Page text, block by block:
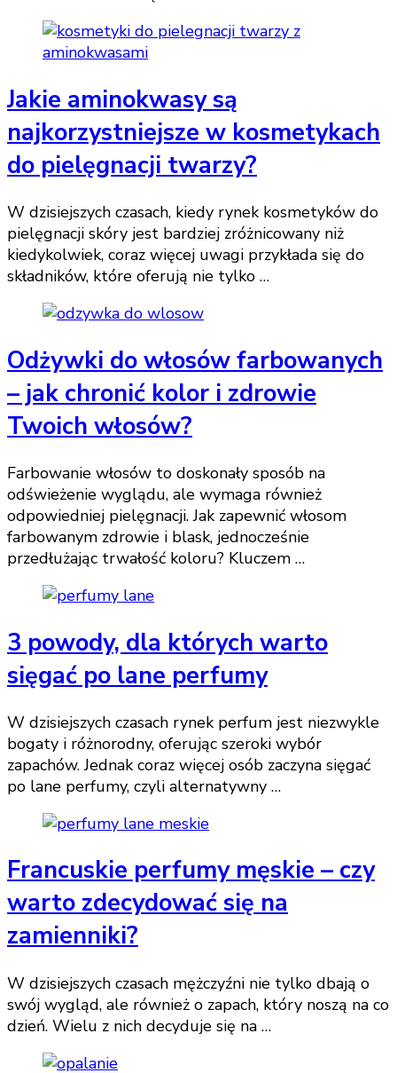
Jakie aminokwasy są
najkorzystniejsze w kosmetykach
do pielęgnacji twarzy?
W dzisiejszych czasach, kiedy rynek kosmetyków do
pielęgnacji skóry jest bardziej zróżnicowany niż
kiedykolwiek, coraz więcej uwagi przykłada się do
składników, które oferują nie tylko …
Odżywki do włosów farbowanych
– jak chronić kolor i zdrowie
Twoich włosów?
Farbowanie włosów to doskonały sposób na
odświeżenie wyglądu, ale wymaga również
odpowiedniej pielęgnacji. Jak zapewnić włosom
farbowanym zdrowie i blask, jednocześnie
przedłużając trwałość koloru? Kluczem …
3 powody, dla których warto
sięgać po lane perfumy
W dzisiejszych czasach rynek perfum jest niezwykle
bogaty i różnorodny, oferując szeroki wybór
zapachów. Jednak coraz więcej osób zaczyna sięgać
po lane perfumy, czyli alternatywny …
Francuskie perfumy męskie – czy
warto zdecydować się na
zamienniki?
W dzisiejszych czasach mężczyźni nie tylko dbają o
swój wygląd, ale również o zapach, który noszą na co
dzień. Wielu z nich decyduje się na …